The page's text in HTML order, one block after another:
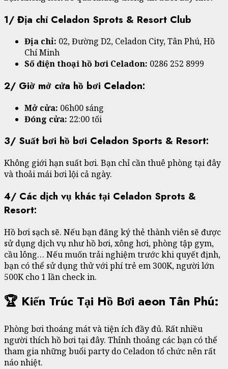
1/ Địa chỉ Celadon Sprots & Resort Club
Địa chỉ: 02, Đường D2, Celadon City, Tân Phú, Hồ
Chí Minh
Số điện thoại hồ bơi Celadon: 0286 252 8999
2/ Giờ mở cửa hồ bơi Celadon:
Mở cửa: 06h00 sáng
Đóng cửa: 22:00 tối
3/ Suất bơi hồ bơi Celadon Sports & Resort:
Không giới hạn suất bơi. Bạn chỉ cần thuê phòng tại đây
và thoải mái bơi lội cả ngày.
4/ Các dịch vụ khác tại Celadon Sprots &
Resort:
Hồ bơi sạch sẽ. Nếu bạn đăng ký thẻ thành viên sẽ được
sử dụng dịch vụ như hồ bơi, xông hơi, phòng tập gym,
cầu lông… Nếu muốn trải nghiệm trước khi quyết định,
bạn có thể sử dụng thử với phí trẻ em 300K, người lớn
500K cho 1 lần check in.
🏆 Kiến Trúc Tại Hồ Bơi aeon Tân Phú:
Phòng bơi thoáng mát và tiện ích đầy đủ. Rất nhiều
người thích hồ bơi tại đây. Thỉnh thoảng các bạn có thể
tham gia những buổi party do Celadon tổ chức nên rất
náo nhiệt.